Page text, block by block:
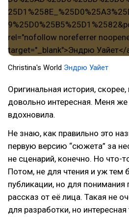
Christina's World Эндрю Уайет
Оригинальная история,
довольно интересная. Меня же
вдохновила.
Не знаю, как правильно это
первую версию “сюжета” за
не сценарий, конечно. Но что-
Потом, не для чтения и уж тем
публикации, но для понимания
рассказ от её лица. Такая не
для разработки, но